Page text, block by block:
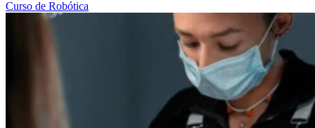
Curso de Robótica